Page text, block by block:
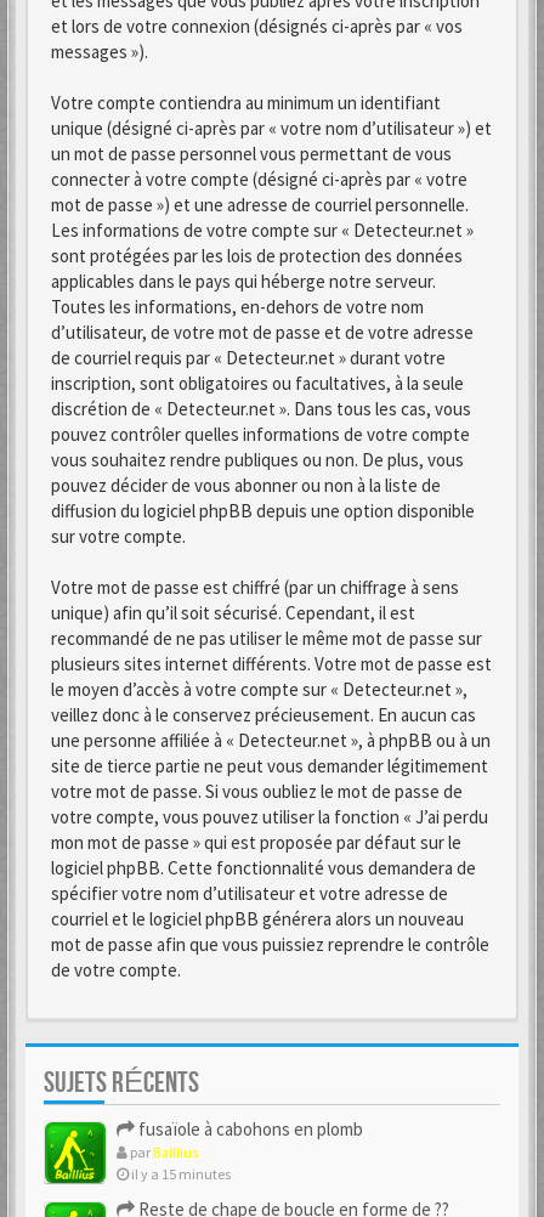
et lors de votre connexion (désignés ci-après par « vos
messages »).
Votre compte contiendra au minimum un identifiant
unique (désigné ci-après par « votre nom d’utilisateur ») et
un mot de passe personnel vous permettant de vous
connecter à votre compte (désigné ci-après par « votre
mot de passe ») et une adresse de courriel personnelle.
Les informations de votre compte sur « Detecteur.net »
sont protégées par les lois de protection des données
applicables dans le pays qui héberge notre serveur.
Toutes les informations, en-dehors de votre nom
d’utilisateur, de votre mot de passe et de votre adresse
de courriel requis par « Detecteur.net » durant votre
inscription, sont obligatoires ou facultatives, à la seule
discrétion de « Detecteur.net ». Dans tous les cas, vous
pouvez contrôler quelles informations de votre compte
vous souhaitez rendre publiques ou non. De plus, vous
pouvez décider de vous abonner ou non à la liste de
diffusion du logiciel phpBB depuis une option disponible
sur votre compte.
Votre mot de passe est chiffré (par un chiffrage à sens
unique) afin qu’il soit sécurisé. Cependant, il est
recommandé de ne pas utiliser le même mot de passe sur
plusieurs sites internet différents. Votre mot de passe est
le moyen d’accès à votre compte sur « Detecteur.net »,
veillez donc à le conservez précieusement. En aucun cas
une personne affiliée à « Detecteur.net », à phpBB ou à un
site de tierce partie ne peut vous demander légitimement
votre mot de passe. Si vous oubliez le mot de passe de
votre compte, vous pouvez utiliser la fonction « J’ai perdu
mon mot de passe » qui est proposée par défaut sur le
logiciel phpBB. Cette fonctionnalité vous demandera de
spécifier votre nom d’utilisateur et votre adresse de
courriel et le logiciel phpBB générera alors un nouveau
mot de passe afin que vous puissiez reprendre le contrôle
de votre compte.
SUJETS RÉCENTS
fusaïole à cabohons en plomb
parBaillius
il y a 15 minutes
Reste de chape de boucle en forme de ??